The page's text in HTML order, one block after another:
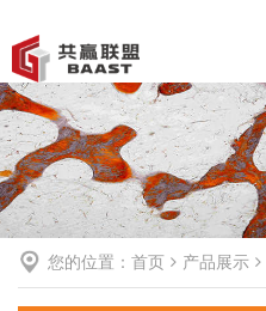
您的位置： 首页 产品展示